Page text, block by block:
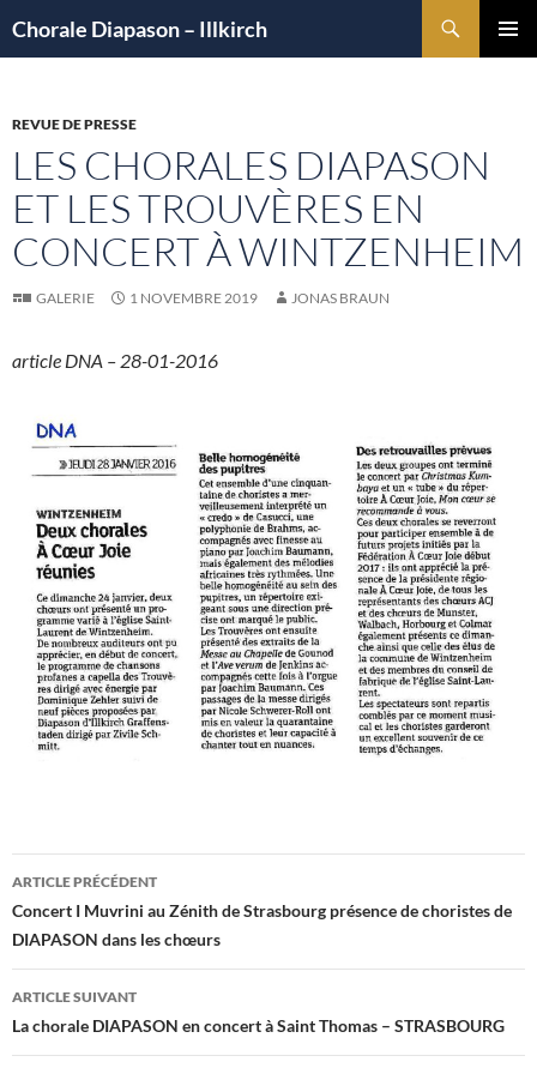
auChorale Diapason – Illkirch
REVUE DE PRESSE
LES CHORALES DIAPASON
ET LES TROUVÈRES EN
CONCERT À WINTZENHEIM
GALERIE 1 NOVEMBRE 2019 JONAS BRAUN
article DNA – 28-01-2016
Navigation
des
articles
ARTICLE PRÉCÉDENT
Concert I Muvrini au Zénith de Strasbourg présence de choristes de
DIAPASON dans les chœurs
ARTICLE SUIVANT
La chorale DIAPASON en concert à Saint Thomas – STRASBOURG